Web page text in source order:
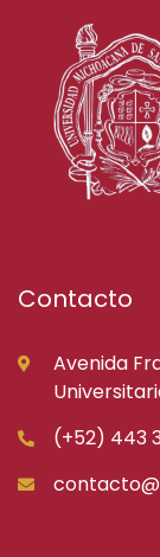
Contacto
Avenida
(+52) 443